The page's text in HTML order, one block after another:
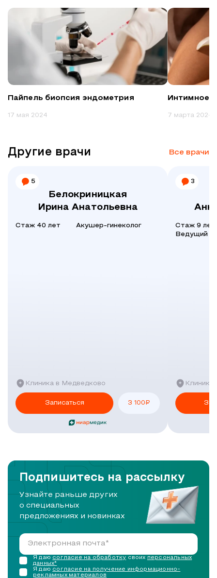
Пайпель биопсия эндометрия
17 мая 2024
Интимное
7 марта 2024
Другие врачи Все врачи
5
Белокриницкая
Ирина Анатольевна
Стаж 40 лет Акушер-гинеколог
Клиника в Медведково
Записаться 3 100₽
3
Стаж 9 лет
Ведущий
Клиника
Подпишитесь на рассылку
Узнайте раньше других
о специальных
предложениях и новинках
Я даю согласие на обработку своих персональных
данных*
Я даю согласие на получение информационно-
рекламных материалов